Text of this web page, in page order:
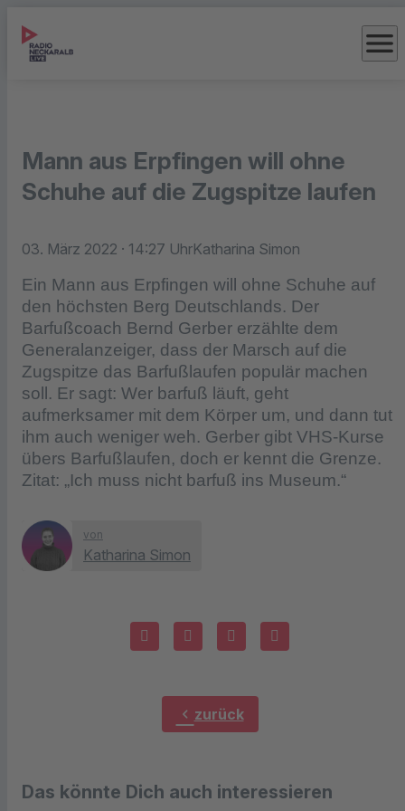
menu
Mann aus Erpfingen will ohne
Schuhe auf die Zugspitze laufen
03. März 2022 · 14:27 UhrKatharina Simon
Ein Mann aus Erpfingen will ohne Schuhe auf
den höchsten Berg Deutschlands. Der
Barfußcoach Bernd Gerber erzählte dem
Generalanzeiger, dass der Marsch auf die
Zugspitze das Barfußlaufen populär machen
soll. Er sagt: Wer barfuß läuft, geht
aufmerksamer mit dem Körper um, und dann tut
ihm auch weniger weh. Gerber gibt VHS-Kurse
übers Barfußlaufen, doch er kennt die Grenze.
Zitat: „Ich muss nicht barfuß ins Museum.“
von
Katharina Simon
chevron_left zurück
Das könnte Dich auch interessieren